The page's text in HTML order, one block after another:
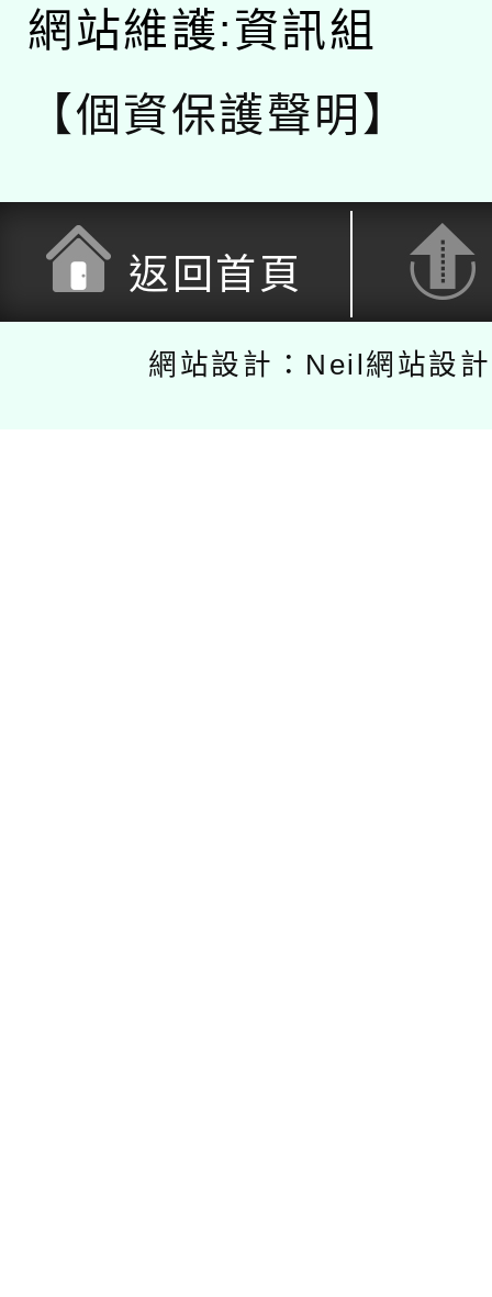
網站維護:資訊組
【個資保護聲明】
返回首頁
網站設計：Neil網站設